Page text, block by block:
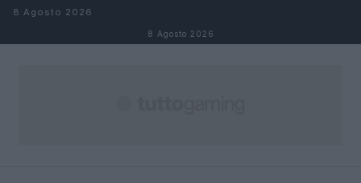
Salta al contenuto
8 Agosto 2026
8 Agosto 2026